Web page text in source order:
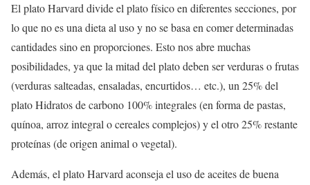
El plato Harvard divide el plato físico en diferentes secciones, por
lo que no es una dieta al uso y no se basa en comer determinadas
cantidades sino en proporciones. Esto nos abre muchas
posibilidades, ya que la mitad del plato deben ser verduras o frutas
(verduras salteadas, ensaladas, encurtidos… etc.), un 25% del
plato Hidratos de carbono 100% integrales (en forma de pastas,
quínoa, arroz integral o cereales complejos) y el otro 25% restante
proteínas (de origen animal o vegetal).
Además, el plato Harvard aconseja el uso de aceites de buena